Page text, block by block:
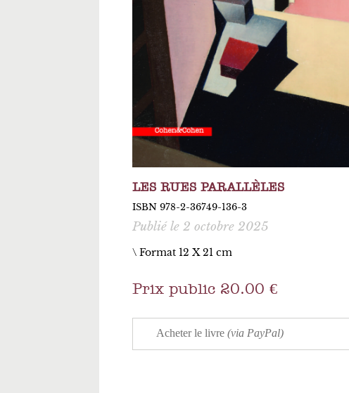
LES RUES PARALLÈLES
ISBN 978-2-36749-136-3
Publié le 2 octobre 2025
\ Format 12 X 21 cm
Prix public 20.00 €